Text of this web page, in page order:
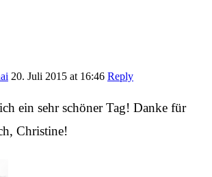
20. Juli 2015 at 16:46 Reply
ein sehr schöner Tag! Danke für
Christine!